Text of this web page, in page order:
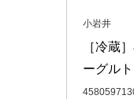
小岩井
［冷蔵
ーグル